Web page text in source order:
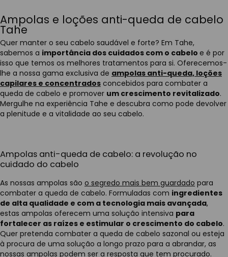
Ampolas e loções anti-queda de cabelo
Tahe
Quer manter o seu cabelo saudável e forte? Em Tahe,
sabemos a importância dos cuidados com o cabelo e é por
isso que temos os melhores tratamentos para si. Oferecemos-
lhe a nossa gama exclusiva de ampolas anti-queda, loções
capilares e concentrados concebidos para combater a
queda de cabelo e promover um crescimento revitalizado.
Mergulhe na experiência Tahe e descubra como pode devolver
a plenitude e a vitalidade ao seu cabelo.
Ampolas anti-queda de cabelo: a revolução no
cuidado do cabelo
As nossas ampolas são o segredo mais bem guardado para
combater a queda de cabelo. Formuladas com ingredientes
de alta qualidade e com a tecnologia mais avançada,
estas ampolas oferecem uma solução intensiva para
fortalecer as raízes e estimular o crescimento do cabelo.
Quer pretenda combater a queda de cabelo sazonal ou esteja
à procura de uma solução a longo prazo para a abrandar, as
nossas ampolas podem ser a resposta que tem procurado.